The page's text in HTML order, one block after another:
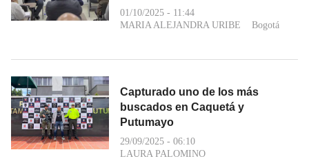
01/10/2025 - 11:44
MARIA ALEJANDRA URIBE
Bogotá
Capturado uno de los más
buscados en Caquetá y
Putumayo
29/09/2025 - 06:10
LAURA PALOMINO